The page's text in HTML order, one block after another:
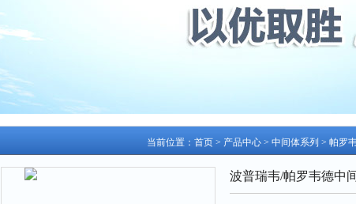
当前位置： 首页 > 产品中心 > 中间体系列 > 帕罗
波普瑞韦/帕罗韦德中